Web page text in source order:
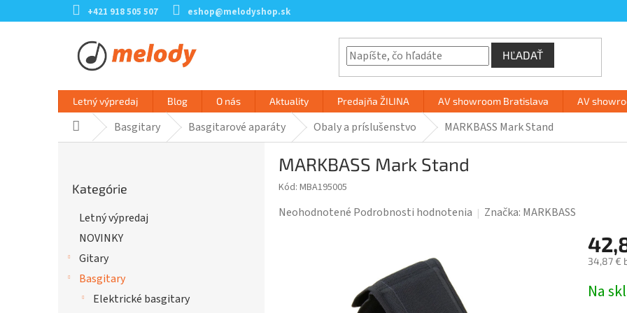
na
+421 918 505 507 eshop@melodyshop.sk
HĽADAŤ
Letný výpredaj Blog O nás Aktuality Predajňa ŽILINA AV showroom Bratislava AV
DomovBasgitary Basgitarové aparáty Obaly a príslušenstvo MARKBASS Mark Stand
kategórie
Kategórie
Letný výpredaj
NOVINKY
Gitary
Basgitary
Elektrické basgitary
MARKBASS Mark Stand
Kód: MBA195005
Priemerné
Neohodnotené Podrobnosti hodnotenia Značka: MARKBASS
34,87 €
cena:
Na